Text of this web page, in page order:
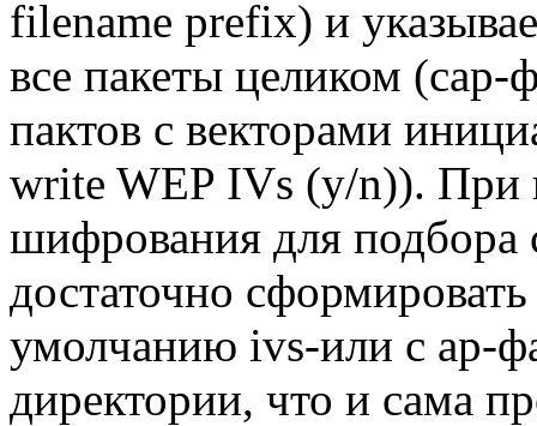
filename prefix) и
все пакеты целиком (cap-
пактов с векторами
write WEP IVs (y/n)). При
шифрования для подбора
достаточно
умолчанию ivs-или с ap-
директории, что и сама